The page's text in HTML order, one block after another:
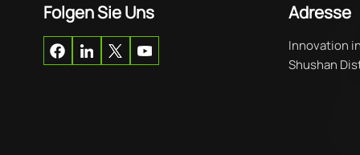
Folgen Sie Uns Adresse
Innovation
Shushan